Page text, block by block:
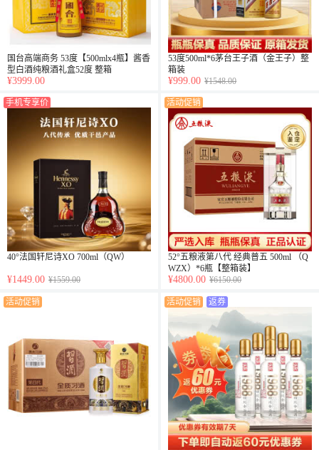
国台高端商务 53度【500mlx4瓶】酱香
型白酒纯粮酒礼盒52度 整箱
¥3999.00
53度500ml*6茅台王子酒（金王子）整
箱装
¥999.00 ¥1548.00
手机专享价
40°法国轩尼诗XO 700ml（QW）
¥1449.00 ¥1559.00
活动促销
52°五粮液第八代 经典普五 500ml （Q
WZX）*6瓶【整箱装】
¥4800.00 ¥6150.00
活动促销 活动促销 返券